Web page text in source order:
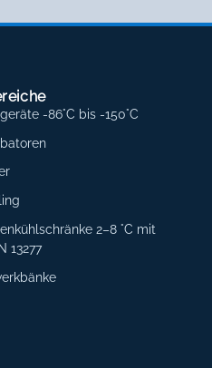
-86°C bis -150°C
2–8 °C mit
13277